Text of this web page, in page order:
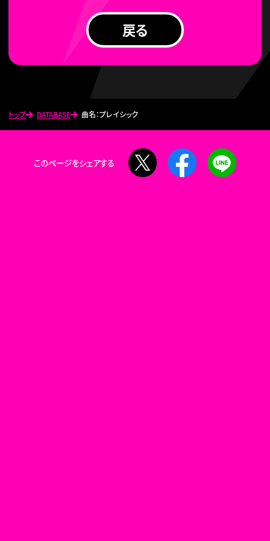
トップ DATABASE 曲名：プレイシック
戻る
このページをシェアする
Facebook